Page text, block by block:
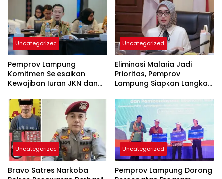
Uncategorized
Pemprov Lampung
Komitmen Selesaikan
Kewajiban Iuran JKN dan
Kepesertaan BPJS
Kesehatan
Uncategorized
Eliminasi Malaria Jadi
Prioritas, Pemprov
Lampung Siapkan Langkah
Uncategorized
Bravo Satres Narkoba
Uncategorized
Pemprov Lampung Dorong